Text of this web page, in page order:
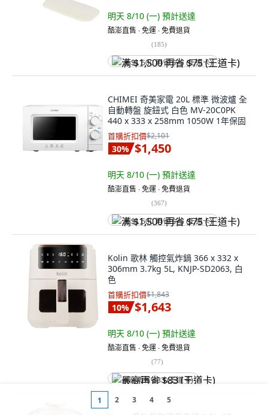
明天 8/10 (一) 預計送達
酷澎直售 ∙ 免運 ∙ 免費退貨
(185)
满 $1,500 再省 $75 (王道卡)
CHIMEI 奇美家電 20L 標準 微波爐 全
自動轉盤 旋鈕式 白色 MV-20C0PK
440 x 333 x 258mm 1050W 1年保固
首購折扣價$2,101
30% $1,450
明天 8/10 (一) 預計送達
酷澎直售 ∙ 免運 ∙ 免費退貨
(367)
满 $1,500 再省 $75 (王道卡)
Kolin 歌林 觸控氣炸鍋 366 x 332 x
306mm 3.7kg 5L, KNJP-SD2063, 白
色
首購折扣價$1,843
10% $1,643
明天 8/10 (一) 預計送達
酷澎直售 ∙ 免運 ∙ 免費退貨
(77)
最高再省 $83 (王道卡)
1 2 3 4 5